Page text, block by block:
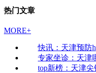
热门文章
MORE+
快讯：天津预防
专家坐诊：天津
top新榜：天津